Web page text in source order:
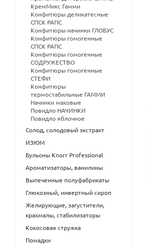
КремМикс Гамми
Конфитюры деликатесные
СПСК РАПС
Конфитюры начинки ГЛОБУС
Конфитюры гомогенные
СПСК РАПС
Конфитюры гомогенные
СОДРУЖЕСТВО
Конфитюры гомогенные
СТЕФИ
Конфитюры
термостабильные ГАММИ
Начинки маковые
Повидло НАЧИНКИ
Повидло яблочное
Солод, солодовый экстракт
ИЗЮМ
Бульоны Knorr Professional
Ароматизаторы, ванилины
Выпеченные полуфабрикаты
Глюкозный, инвертный сироп
Желирующие, загустители,
крахмалы, стабилизаторы
Кокосовая стружка
Помадки